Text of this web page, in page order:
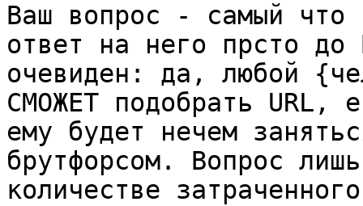
Ваш вопрос - самый что
ответ на него прсто
очевиден: да, любой
СМОЖЕТ подобрать URL,
ему будет нечем
брутфорсом. Вопрос
количестве